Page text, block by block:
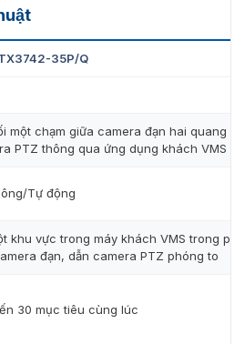
phân giải 4MP. Trong điều kiện
giảm nhiễu hình ảnh hiệu quả.
tiêu chuẩn bảo vệ IP66 chống
đến độ bền cao, đạt tiêu
sét.
hiện sự thay đổi nhiệt độ bất
Q
35P/Q
một chạm giữa camera đạn hai quang
PTZ thông qua ứng dụng khách VMS
Tự động
khu vực trong máy khách VMS trong
đạn, dẫn camera PTZ phóng to
30 mục tiêu cùng lúc